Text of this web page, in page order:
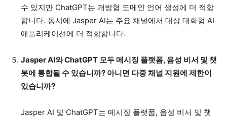
수 있지만 ChatGPT는 개방형 도메인 언어 생성에 더 적합
합니다. 동시에 Jasper AI는 주요 채널에서 대상 대화형 AI
애플리케이션에 더 적합합니다.
Jasper AI와 ChatGPT 모두 메시징 플랫폼, 음성 비서 및 챗
봇에 통합될 수 있습니까? 아니면 다중 채널 지원에 제한이
있습니까?
Jasper AI 및 ChatGPT는 메시징 플랫폼, 음성 비서 및 챗